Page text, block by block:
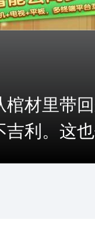
材里带回
利。这